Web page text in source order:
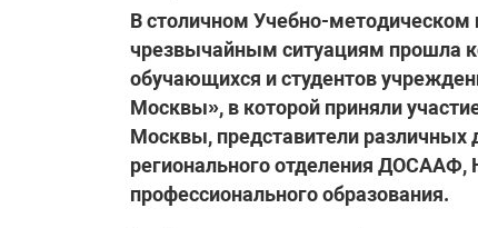
​В столичном Учебно-методическом
чрезвычайным ситуациям прошла
обучающихся и студентов
Москвы», в которой приняли
Москвы, представители различных
регионального отделения ДОСААФ,
профессионального образования.